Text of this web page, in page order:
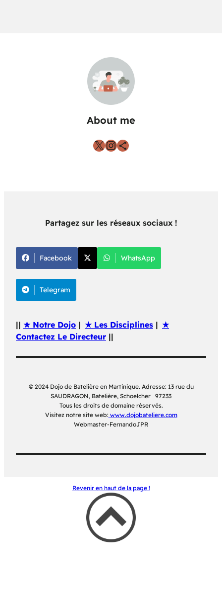
About me
Partagez sur les réseaux sociaux !
Facebook WhatsApp
Telegram
|| ★ Notre Dojo | ★ Les Disciplines | ★
Contactez Le Directeur ||
© 2024 Dojo de Batelière en Martinique. Adresse: 13 rue du
SAUDRAGON, Batelière, Schoelcher 97233
Tous les droits de domaine réservés.
Visitez notre site web: www.dojobateliere.com
Webmaster-FernandoJPR
Revenir en haut de la page !